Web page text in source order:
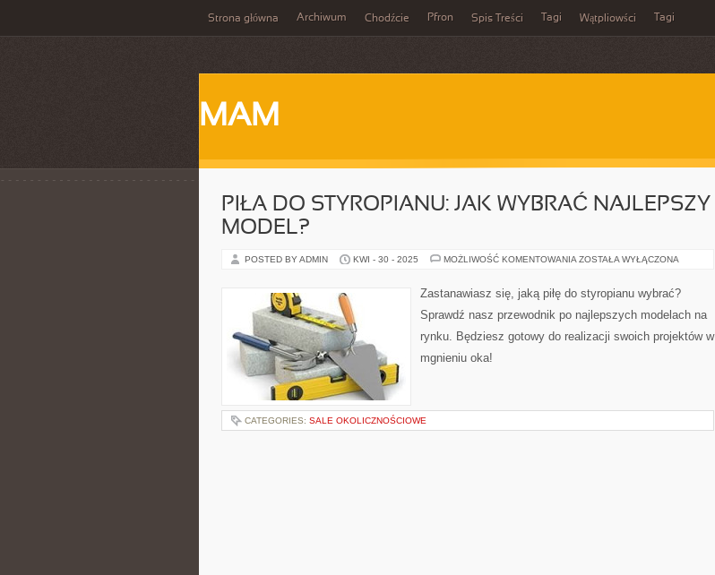
Strona główna Archiwum Chodźcie Pfron Spis Treści Tagi Wątpliowści Tagi
MAM
PIŁA DO STYROPIANU: JAK WYBRAĆ NAJLEPSZY
MODEL?
POSTED BY ADMIN KWI - 30 - 2025 MOŻLIWOŚĆ KOMENTOWANIA PIŁA
JAK
WYBRAĆ
MODEL?
ZOSTAŁA WYŁĄCZONA
Zastanawiasz się, jaką piłę do styropianu wybrać?
Sprawdź nasz przewodnik po najlepszych modelach na
rynku. Będziesz gotowy do realizacji swoich projektów w
mgnieniu oka!
CATEGORIES: SALE OKOLICZNOŚCIOWE